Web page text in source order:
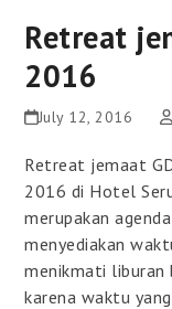
Retreat
2016
July 12, 2016
Retreat jemaat
2016 di Hotel
merupakan
menyediakan
menikmati liburan
karena waktu